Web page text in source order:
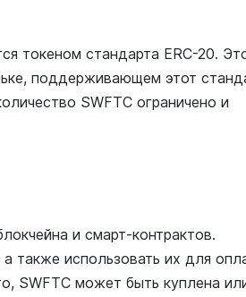
токеном стандарта ERC-20.
поддерживающем этот
SWFTC ограничено и
и смарт-контрактов.
также использовать их для
SWFTC может быть куплена